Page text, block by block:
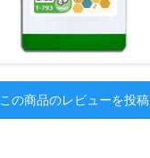
この商品のレビューを投稿